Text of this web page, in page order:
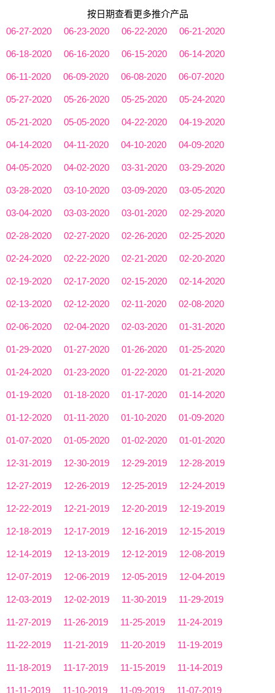
按日期查看更多推介产品
06-27-2020
06-23-2020 06-22-2020 06-21-2020
06-18-2020 06-16-2020 06-15-2020 06-14-2020
06-11-2020 06-09-2020 06-08-2020 06-07-2020
05-27-2020 05-26-2020 05-25-2020 05-24-2020
05-21-2020 05-05-2020 04-22-2020 04-19-2020
04-14-2020 04-11-2020 04-10-2020 04-09-2020
04-05-2020 04-02-2020 03-31-2020 03-29-2020
03-28-2020 03-10-2020 03-09-2020 03-05-2020
03-04-2020 03-03-2020 03-01-2020 02-29-2020
02-28-2020 02-27-2020 02-26-2020 02-25-2020
02-24-2020 02-22-2020 02-21-2020 02-20-2020
02-19-2020 02-17-2020 02-15-2020 02-14-2020
02-13-2020 02-12-2020 02-11-2020 02-08-2020
02-06-2020 02-04-2020 02-03-2020 01-31-2020
01-29-2020 01-27-2020 01-26-2020 01-25-2020
01-24-2020 01-23-2020 01-22-2020 01-21-2020
01-19-2020 01-18-2020 01-17-2020 01-14-2020
01-12-2020 01-11-2020 01-10-2020 01-09-2020
01-07-2020 01-05-2020 01-02-2020 01-01-2020
12-31-2019 12-30-2019 12-29-2019 12-28-2019
12-27-2019 12-26-2019 12-25-2019 12-24-2019
12-22-2019 12-21-2019 12-20-2019 12-19-2019
12-18-2019 12-17-2019 12-16-2019 12-15-2019
12-14-2019 12-13-2019 12-12-2019 12-08-2019
12-07-2019 12-06-2019 12-05-2019 12-04-2019
12-03-2019 12-02-2019 11-30-2019 11-29-2019
11-27-2019 11-26-2019 11-25-2019 11-24-2019
11-22-2019 11-21-2019 11-20-2019 11-19-2019
11-18-2019 11-17-2019 11-15-2019 11-14-2019
11-11-2019 11-10-2019 11-09-2019 11-07-2019